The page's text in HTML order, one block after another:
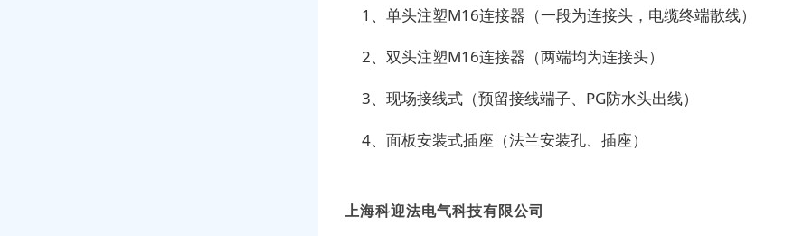
1、单头注塑M16连接器（一段为连接头，电缆终端散线）
2、双头注塑M16连接器（两端均为连接头）
3、现场接线式（预留接线端子、PG防水头出线）
4、面板安装式插座（法兰安装孔、插座）
上海科迎法电气科技有限公司